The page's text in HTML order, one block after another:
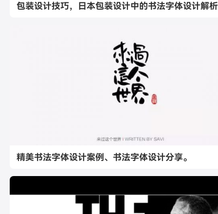
包装设计技巧，日本包装设计中的书法字体设计解析
精美书法字体设计案例、书法字体设计分享。